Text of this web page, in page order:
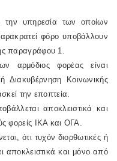
υπηρεσία των οποίων
φόρο υποβάλλουν
παραγράφου 1.
αρμόδιος φορέας είναι
Διακυβέρνηση Κοινωνικής
την εποπτεία.
αποκλειστικά και
φορείς ΙΚΑ και ΟΓΑ.
ότι τυχόν διορθωτικές ή
αποκλειστικά και μόνο από